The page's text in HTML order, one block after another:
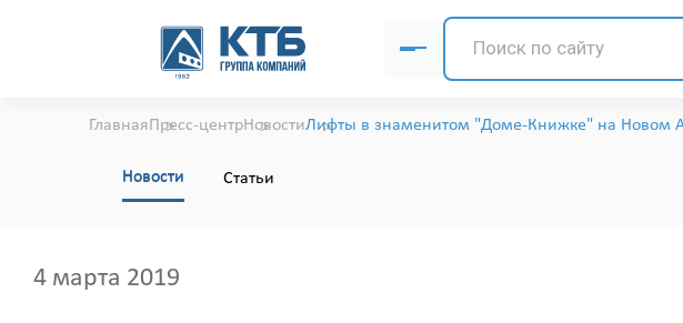
ГлавнаяПресс-центрНовостиЛифты в знаменитом "Доме-Книжке" на Новом
Новости Статьи
4 марта 2019